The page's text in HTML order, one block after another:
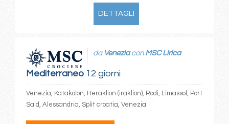
DETTAGLI
Mediterraneo12 giorni
da Veneziacon MSC Lirica
Venezia, Katakolon, Heraklion (iraklion), Rodi, Limassol, Port
Said, Alessandria, Split croatia, Venezia